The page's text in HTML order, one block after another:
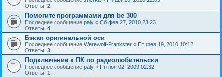
Ответы: 2
Помогите программами для be 300
Последнее сообщение paly « Сб фев 27, 2010 23:23
Ответы: 4
Бэкап оригинальной оси
Последнее сообщение Werewolf-Prankster « Пт фев 19, 2010 10:12
Ответы: 3
Подключение к ПК по радиолюбительски
Последнее сообщение paly « Пн ноя 02, 2009 02:32
Ответы: 1